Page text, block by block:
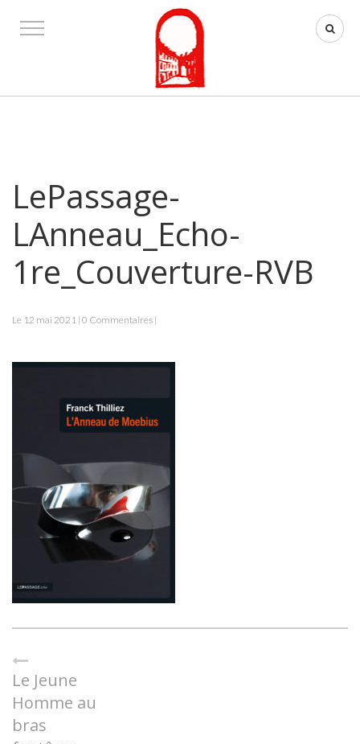
LePassage-
LAnneau_Echo-
1re_Couverture-RVB
Le 12 mai 2021 | 0 Commentaires |
Le Jeune
Homme au
bras